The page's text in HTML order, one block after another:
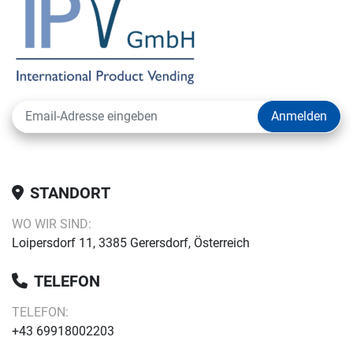
Anmelden
STANDORT
WO WIR SIND:
Loipersdorf 11, 3385 Gerersdorf, Österreich
TELEFON
TELEFON:
+43 69918002203